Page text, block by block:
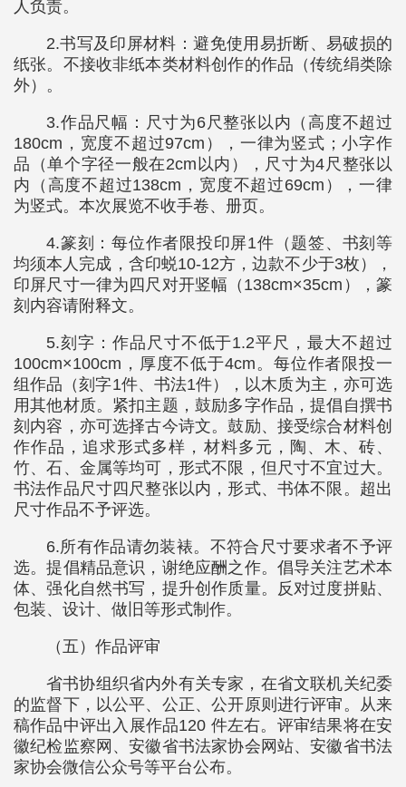
人负责。
2.书写及印屏材料：避免使用易折断、易破损的
纸张。不接收非纸本类材料创作的作品（传统绢类除
外）。
3.作品尺幅：尺寸为6尺整张以内（高度不超过
180cm，宽度不超过97cm），一律为竖式；小字作
品（单个字径一般在2cm以内），尺寸为4尺整张以
内（高度不超过138cm，宽度不超过69cm），一律
为竖式。本次展览不收手卷、册页。
4.篆刻：每位作者限投印屏1件（题签、书刻等
均须本人完成，含印蜕10-12方，边款不少于3枚），
印屏尺寸一律为四尺对开竖幅（138cm×35cm），篆
刻内容请附释文。
5.刻字：作品尺寸不低于1.2平尺，最大不超过
100cm×100cm，厚度不低于4cm。每位作者限投一
组作品（刻字1件、书法1件），以木质为主，亦可选
用其他材质。紧扣主题，鼓励多字作品，提倡自撰书
刻内容，亦可选择古今诗文。鼓励、接受综合材料创
作作品，追求形式多样，材料多元，陶、木、砖、
竹、石、金属等均可，形式不限，但尺寸不宜过大。
书法作品尺寸四尺整张以内，形式、书体不限。超出
尺寸作品不予评选。
6.所有作品请勿装裱。不符合尺寸要求者不予评
选。提倡精品意识，谢绝应酬之作。倡导关注艺术本
体、强化自然书写，提升创作质量。反对过度拼贴、
包装、设计、做旧等形式制作。
（五）作品评审
省书协组织省内外有关专家，在省文联机关纪委
的监督下，以公平、公正、公开原则进行评审。从来
稿作品中评出入展作品120 件左右。评审结果将在安
徽纪检监察网、安徽省书法家协会网站、安徽省书法
家协会微信公众号等平台公布。